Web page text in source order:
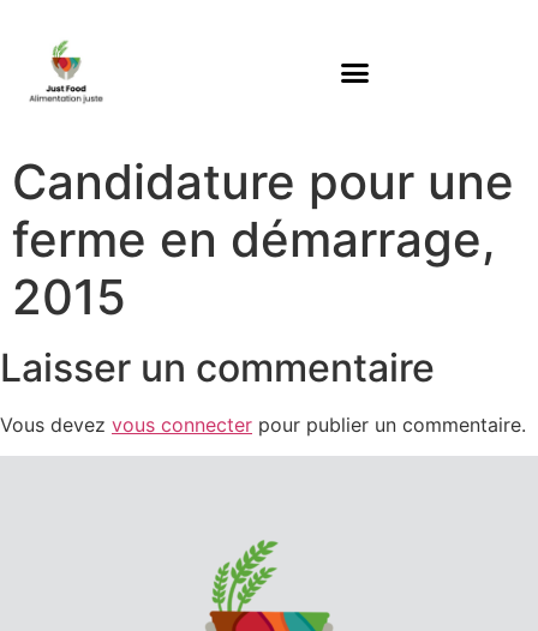
Candidature pour une
ferme en démarrage,
2015
Laisser un commentaire
Vous devez vous connecter pour publier un commentaire.